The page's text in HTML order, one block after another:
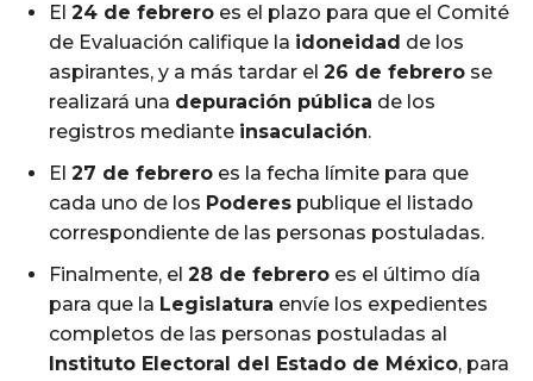
El 24 de febrero es el plazo para que el Comité
de Evaluación califique la idoneidad de los
aspirantes, y a más tardar el 26 de febrero se
realizará una depuración pública de los
registros mediante insaculación.
El 27 de febrero es la fecha límite para que
cada uno de los Poderes publique el listado
correspondiente de las personas postuladas.
Finalmente, el 28 de febrero es el último día
para que la Legislatura envíe los expedientes
completos de las personas postuladas al
Instituto Electoral del Estado de México, para